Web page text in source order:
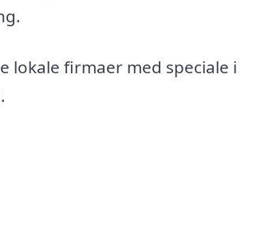
lokale firmaer med speciale i